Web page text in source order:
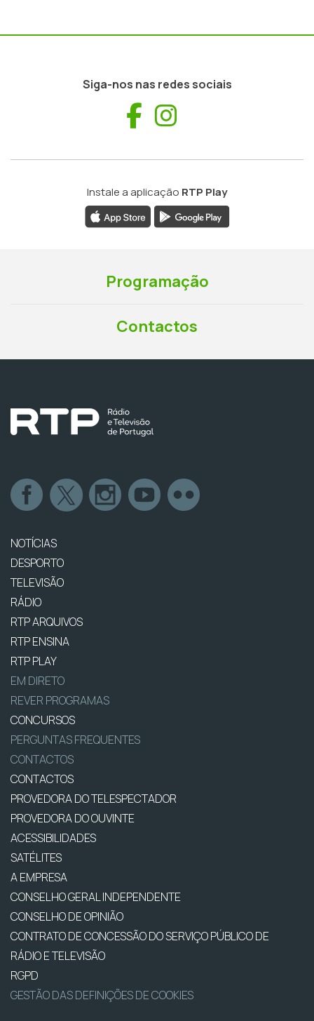
Siga-nos nas redes sociais
Facebook
Instale a aplicação RTP Play
Programação
Contactos
NOTÍCIAS
DESPORTO
TELEVISÃO
RÁDIO
RTP ARQUIVOS
RTP ENSINA
RTP PLAY
EM DIRETO
REVER PROGRAMAS
CONCURSOS
PERGUNTAS FREQUENTES
CONTACTOS
CONTACTOS
PROVEDORA DO TELESPECTADOR
PROVEDORA DO OUVINTE
ACESSIBILIDADES
SATÉLITES
A EMPRESA
CONSELHO GERAL INDEPENDENTE
CONSELHO DE OPINIÃO
CONTRATO DE CONCESSÃO DO SERVIÇO PÚBLICO DE
RÁDIO E TELEVISÃO
RGPD
GESTÃO DAS DEFINIÇÕES DE COOKIES